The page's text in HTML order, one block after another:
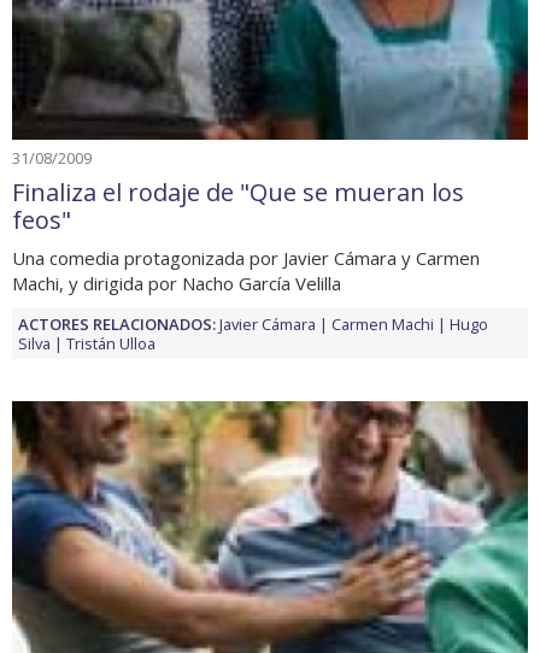
31/08/2009
Finaliza el rodaje de "Que se mueran los
feos"
Una comedia protagonizada por Javier Cámara y Carmen
Machi, y dirigida por Nacho García Velilla
ACTORES RELACIONADOS:Javier Cámara Carmen Machi
Hugo
Silva
Tristán Ulloa